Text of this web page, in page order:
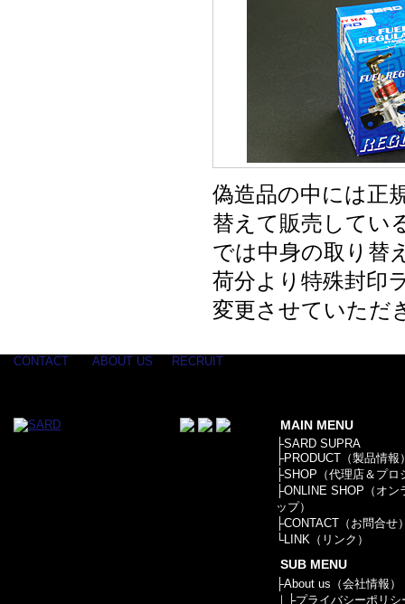
偽造品の中には正
替えて販売してい
では中身の取り替
荷分より特殊封印
変更させていただ
CONTACT ABOUT US RECRUIT
MAIN MENU
├SARD SUPRA
├PRODUCT（製品情報
├SHOP（代理店＆プロ
├ONLINE SHOP（オン
ップ）
├CONTACT（お問合せ
└LINK（リンク）
SUB MENU
├About us（会社情報）
｜├プライバシーポリシ